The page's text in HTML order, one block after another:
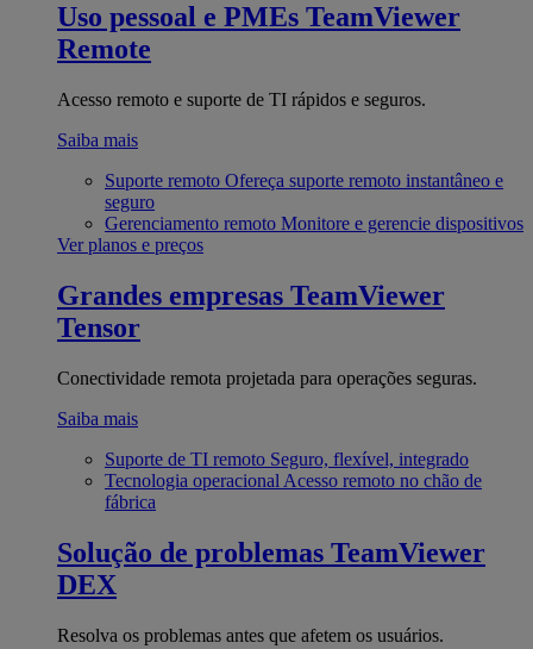
Uso pessoal e PMEs TeamViewer
Remote
Acesso remoto e suporte de TI rápidos e seguros.
Saiba mais
Suporte remoto Ofereça suporte remoto instantâneo e
seguro
Gerenciamento remoto Monitore e gerencie dispositivos
Ver planos e preços
Grandes empresas TeamViewer
Tensor
Conectividade remota projetada para operações seguras.
Saiba mais
Suporte de TI remoto Seguro, flexível, integrado
Tecnologia operacional Acesso remoto no chão de
fábrica
Solução de problemas TeamViewer
DEX
Resolva os problemas antes que afetem os usuários.